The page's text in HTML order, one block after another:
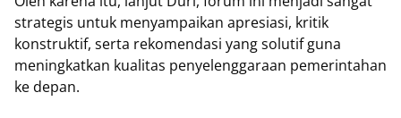
strategis untuk menyampaikan apresiasi, kritik
konstruktif, serta rekomendasi yang solutif guna
meningkatkan kualitas penyelenggaraan pemerintahan
ke depan.